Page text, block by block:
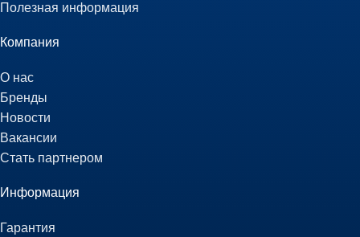
Полезная информация
Компания
О нас
Бренды
Новости
Вакансии
Стать партнером
Информация
Гарантия